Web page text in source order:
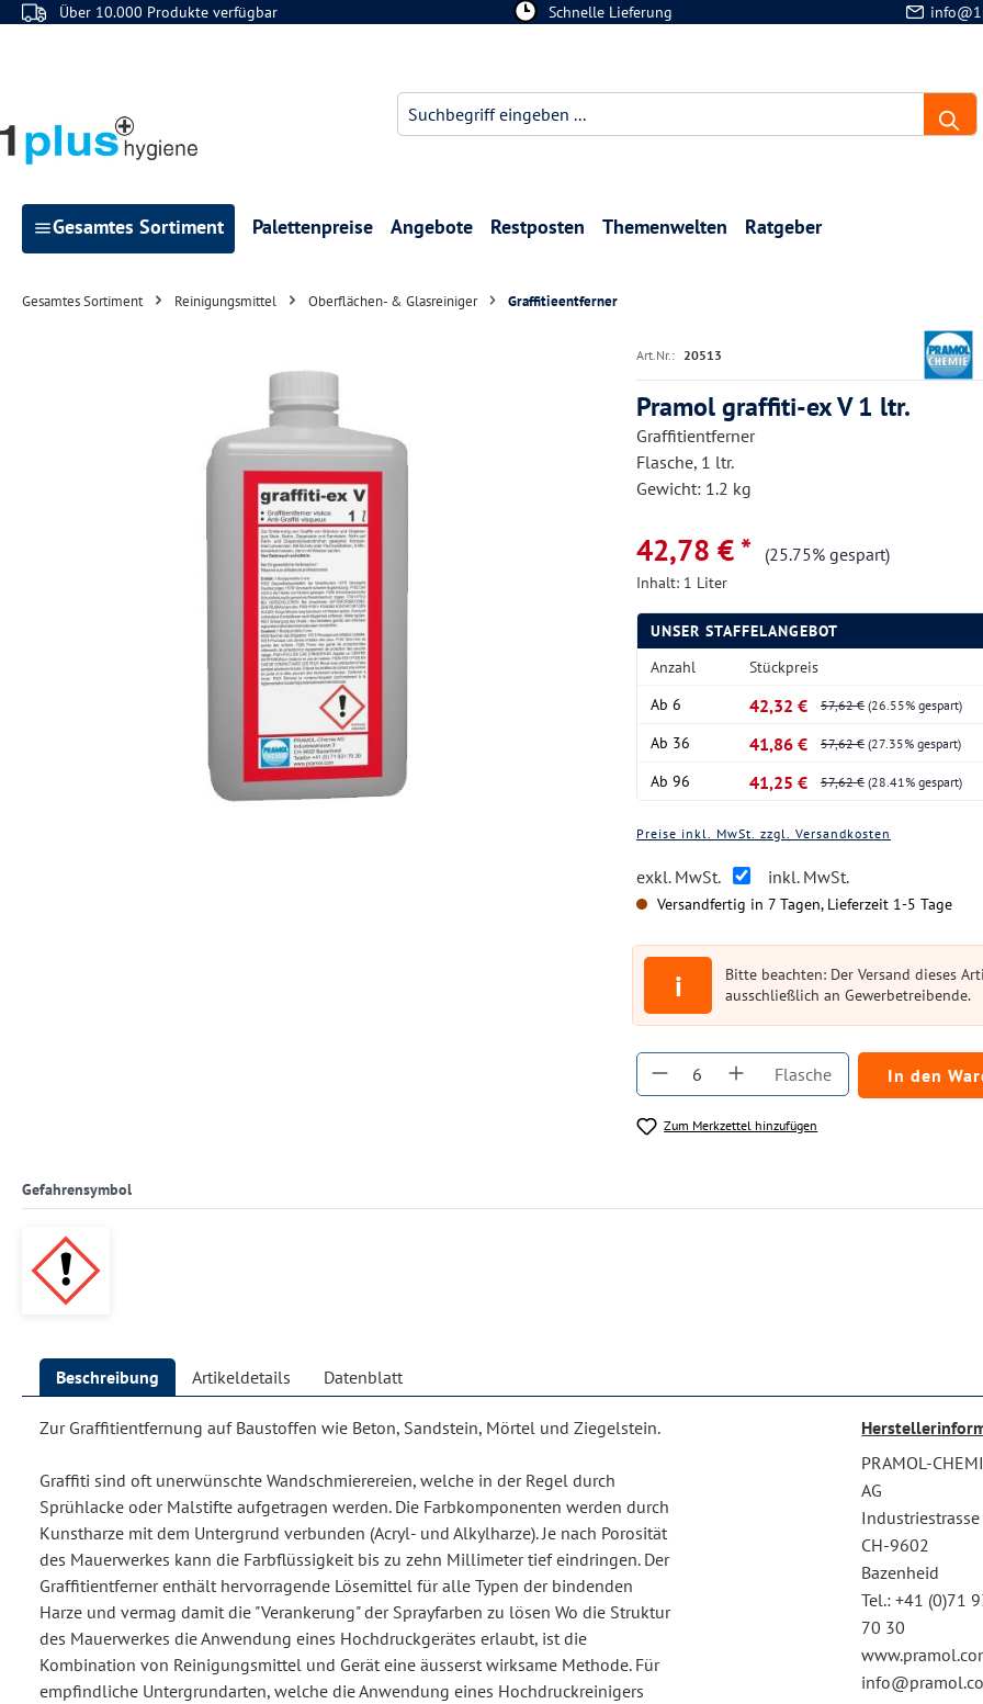
Hauptinhalt springen
Zur Suche springen
Zur Hauptnavigation springen
Über 10.000 Produkte verfügbar Schnelle Lieferung
Gesamtes Sortiment Palettenpreise Angebote Restposten Themenwelten Ratgeber
Gesamtes Sortiment Reinigungsmittel Oberflächen- & Glasreiniger Graffitieentferner
Art.Nr.: 20513
Pramol graffiti-ex V 1 ltr.
Graffitientferner
Flasche, 1 ltr.
Gewicht: 1.2 kg
42,78 € * (25.75% gespart)
Inhalt: 1 Liter
UNSER STAFFELANGEBOT
Anzahl
Stückpreis
Ab 6 42,32 € 57,62 € (26.55% gespart)
Ab 36 41,86 € 57,62 € (27.35% gespart)
Ab 96 41,25 € 57,62 € (28.41% gespart)
Preise inkl. MwSt. zzgl. Versandkosten
exkl. MwSt. inkl. MwSt.
Versandfertig in 7 Tagen, Lieferzeit 1-5 Tage
i
Bitte beachten: Der Versand dieses
ausschließlich an Gewerbetreibende.
Produkt Anzahl: Gib den
Flasche In den
Zum Merkzettel hinzufügen
Gefahrensymbol
Beschreibung Artikeldetails Datenblatt
Zur Graffitientfernung auf Baustoffen wie Beton, Sandstein, Mörtel und Ziegelstein.
Graffiti sind oft unerwünschte Wandschmierereien, welche in der Regel durch
Sprühlacke oder Malstifte aufgetragen werden. Die Farbkomponenten werden durch
Kunstharze mit dem Untergrund verbunden (Acryl- und Alkylharze). Je nach Porosität
des Mauerwerkes kann die Farbflüssigkeit bis zu zehn Millimeter tief eindringen. Der
Graffitientferner enthält hervorragende Lösemittel für alle Typen der bindenden
Harze und vermag damit die "Verankerung" der Sprayfarben zu lösen Wo die Struktur
des Mauerwerkes die Anwendung eines Hochdruckgerätes erlaubt, ist die
Kombination von Reinigungsmittel und Gerät eine äusserst wirksame Methode. Für
empfindliche Untergrundarten, welche die Anwendung eines Hochdruckreinigers
PRAMOL-
AG
Industriestrasse
CH-9602
Bazenheid
Tel.: +41 (0)71
70 30